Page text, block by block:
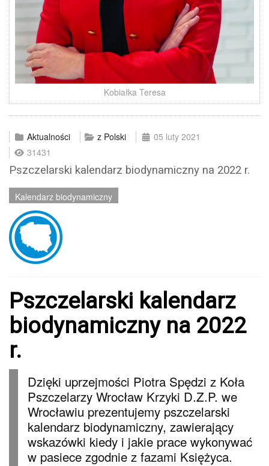
Kobiałka Teresa
Aktualności z Polski
05 luty 2021
31431
Pszczelarski kalendarz biodynamiczny na 2022 r.
Kalendarz biodynamiczny
Pszczelarski kalendarz
biodynamiczny na 2022
r.
Dzięki uprzejmości Piotra Spędzi z Koła
Pszczelarzy Wrocław Krzyki D.Z.P. we
Wrocławiu prezentujemy pszczelarski
kalendarz biodynamiczny, zawierający
wskazówki kiedy i jakie prace wykonywać
w pasiece zgodnie z fazami Księżyca.